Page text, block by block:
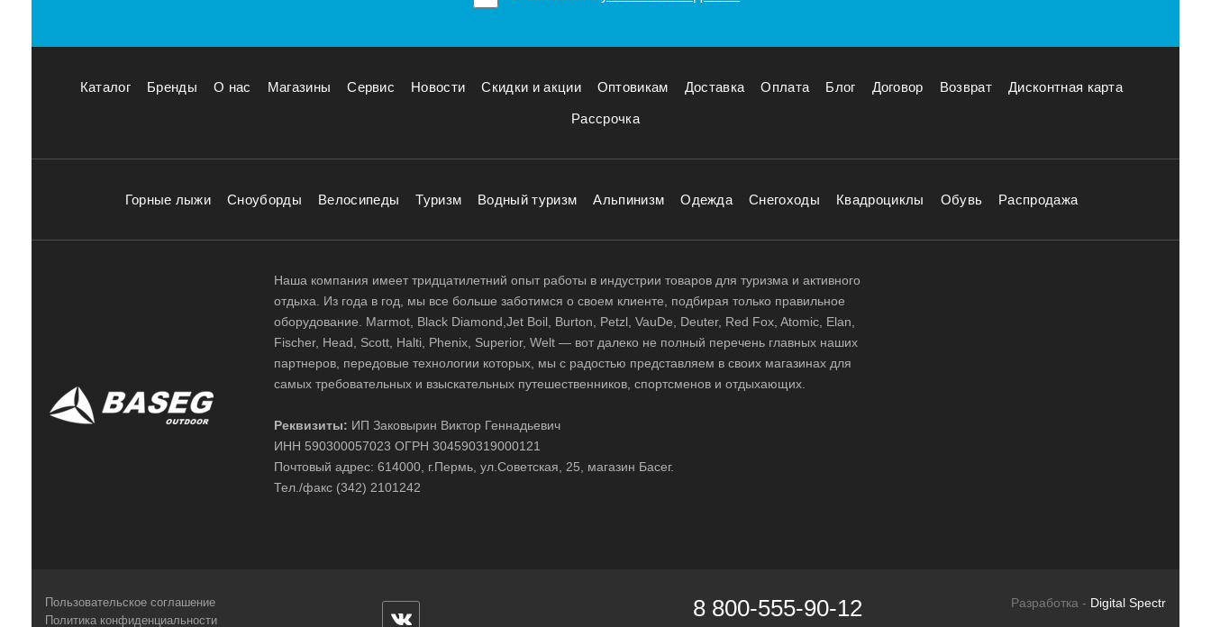
Каталог Бренды О нас Магазины Сервис Новости Скидки и акции Оптовикам Доставка Оплата Блог Договор Возврат Дисконтная карта
Рассрочка
Горные лыжи Сноуборды Велосипеды Туризм Водный туризм Альпинизм Одежда Снегоходы Квадроциклы Обувь Распродажа
Наша компания имеет тридцатилетний опыт работы в индустрии товаров для туризма и активного
отдыха. Из года в год, мы все больше заботимся о своем клиенте, подбирая только правильное
оборудование. Marmot, Black Diamond,Jet Boil, Burton, Petzl, VauDe, Deuter, Red Fox, Atomic, Elan,
Fischer, Head, Scott, Halti, Phenix, Superior, Welt — вот далеко не полный перечень главных наших
партнеров, передовые технологии которых, мы с радостью представляем в своих магазинах для
самых требовательных и взыскательных путешественников, спортсменов и отдыхающих.
Реквизиты: ИП Заковырин Виктор Геннадьевич
ИНН 590300057023 ОГРН 304590319000121
Почтовый адрес: 614000, г.Пермь, ул.Советская, 25, магазин Басег.
Тел./факс (342) 2101242
Пользовательское соглашение
Политика конфиденциальности
8 800-555-90-12 Разработка - Digital Spectr